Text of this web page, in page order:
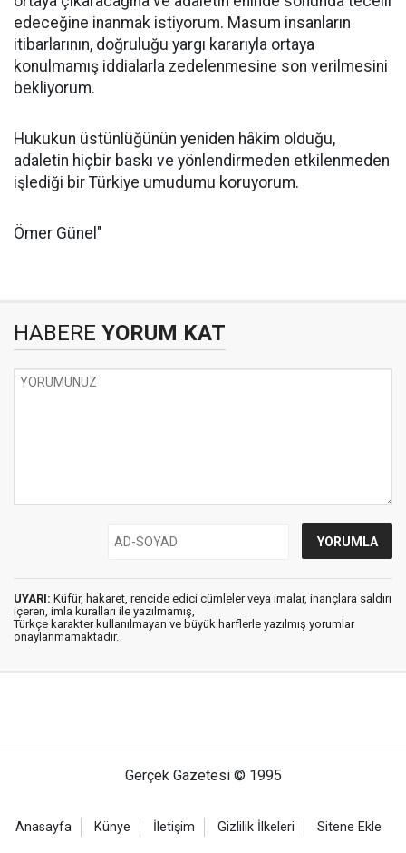
edeceğine inanmak istiyorum. Masum insanların
itibarlarının, doğruluğu yargı kararıyla ortaya
konulmamış iddialarla zedelenmesine son verilmesini
bekliyorum.
Hukukun üstünlüğünün yeniden hâkim olduğu,
adaletin hiçbir baskı ve yönlendirmeden etkilenmeden
işlediği bir Türkiye umudumu koruyorum.
Ömer Günel"
HABERE YORUM KAT
UYARI: Küfür, hakaret, rencide edici cümleler veya imalar, inançlara saldırı
içeren, imla kuralları ile yazılmamış,
Türkçe karakter kullanılmayan ve büyük harflerle yazılmış yorumlar
onaylanmamaktadır.
Gerçek Gazetesi © 1995
Anasayfa Künye İletişim Gizlilik İlkeleri Sitene Ekle